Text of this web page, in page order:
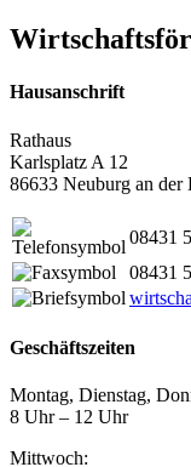
Hausanschrift
Rathaus
Karlsplatz A 12
86633 Neuburg an der
08431
08431
Geschäftszeiten
Montag, Dienstag,
8 Uhr – 12 Uhr
Mittwoch: